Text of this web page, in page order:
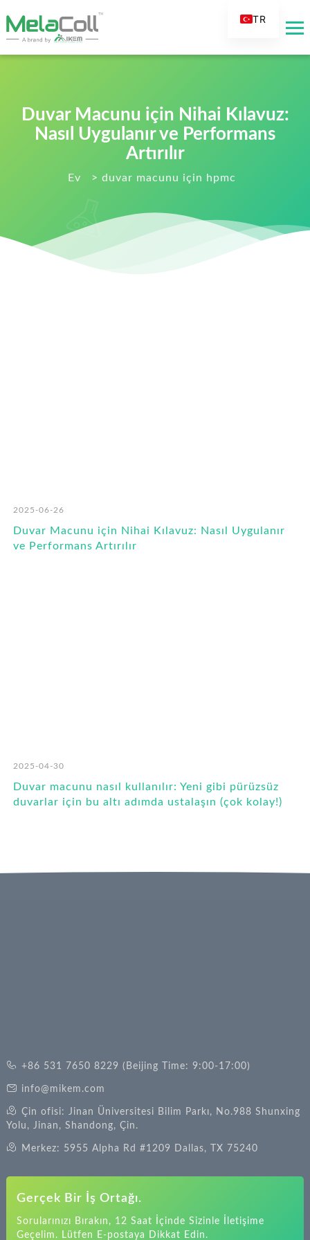
Duvar Macunu için Nihai Kılavuz:
Nasıl Uygulanır ve Performans
Artırılır
Ev > duvar macunu için hpmc
2025-06-26
Duvar Macunu için Nihai Kılavuz: Nasıl Uygulanır
ve Performans Artırılır
2025-04-30
Duvar macunu nasıl kullanılır: Yeni gibi pürüzsüz
duvarlar için bu altı adımda ustalaşın (çok kolay!)
+86 531 7650 8229 (Beijing Time: 9:00-17:00)
info@mikem.com
Çin ofisi: Jinan Üniversitesi Bilim Parkı, No.988 Shunxing
Yolu, Jinan, Shandong, Çin.
Merkez: 5955 Alpha Rd #1209 Dallas, TX 75240
Gerçek Bir İş Ortağı.
Sorularınızı Bırakın, 12 Saat İçinde Sizinle İletişime
Geçelim. Lütfen E-postaya Dikkat Edin.
TR
ES
FR
NL